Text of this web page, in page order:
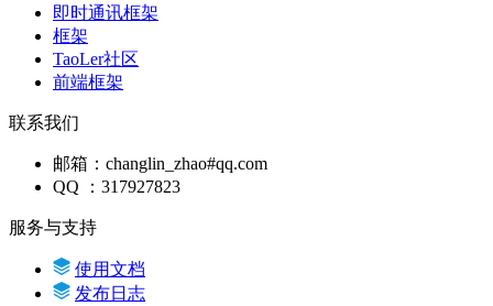
即时通讯框架
框架
TaoLer社区
前端框架
联系我们
邮箱：changlin_zhao#qq.com
QQ ： 317927823
服务与支持
使用文档
发布日志